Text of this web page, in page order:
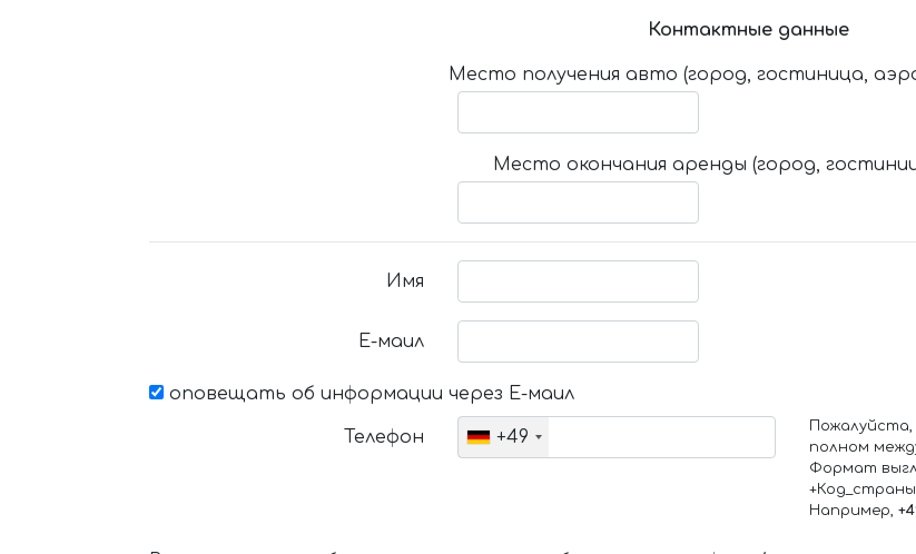
Контактные данные
Место получения авто (город, гостиница,
Место окончания аренды (город,
Имя
Е-маил
оповещать об информации через Е-маил
Телефон +49
полном
Формат
Например,